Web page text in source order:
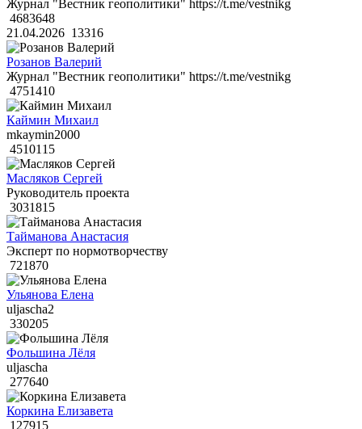
Журнал "Вестник геополитики" https://t.me/vestnikg
4683648
21.04.2026 13316
Розанов Валерий
Журнал "Вестник геополитики" https://t.me/vestnikg
4751410
Каймин Михаил
mkaymin2000
4510115
Масляков Сергей
Руководитель проекта
3031815
Тайманова Анастасия
Эксперт по нормотворчеству
721870
Ульянова Елена
uljascha2
330205
Фольшина Лёля
uljascha
277640
Коркина Елизавета
127915